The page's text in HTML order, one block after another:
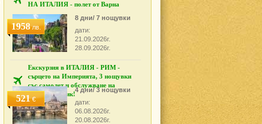
НА ИТАЛИЯ - полет от Варна
1958лв.
8 дни/ 7 нощувки
дати:
21.09.2026г.
28.09.2026г.
Екскурзия в ИТАЛИЯ - РИМ -
сърцето на Империята, 3 нощувки
със самолет и обслужване на
български език!
521€
4 дни/ 3 нощувки
дати:
06.08.2026г.
20.08.2026г.